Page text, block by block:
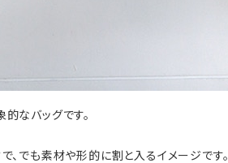
なバッグです。
、でも素材や形的に割と入るイメージです。